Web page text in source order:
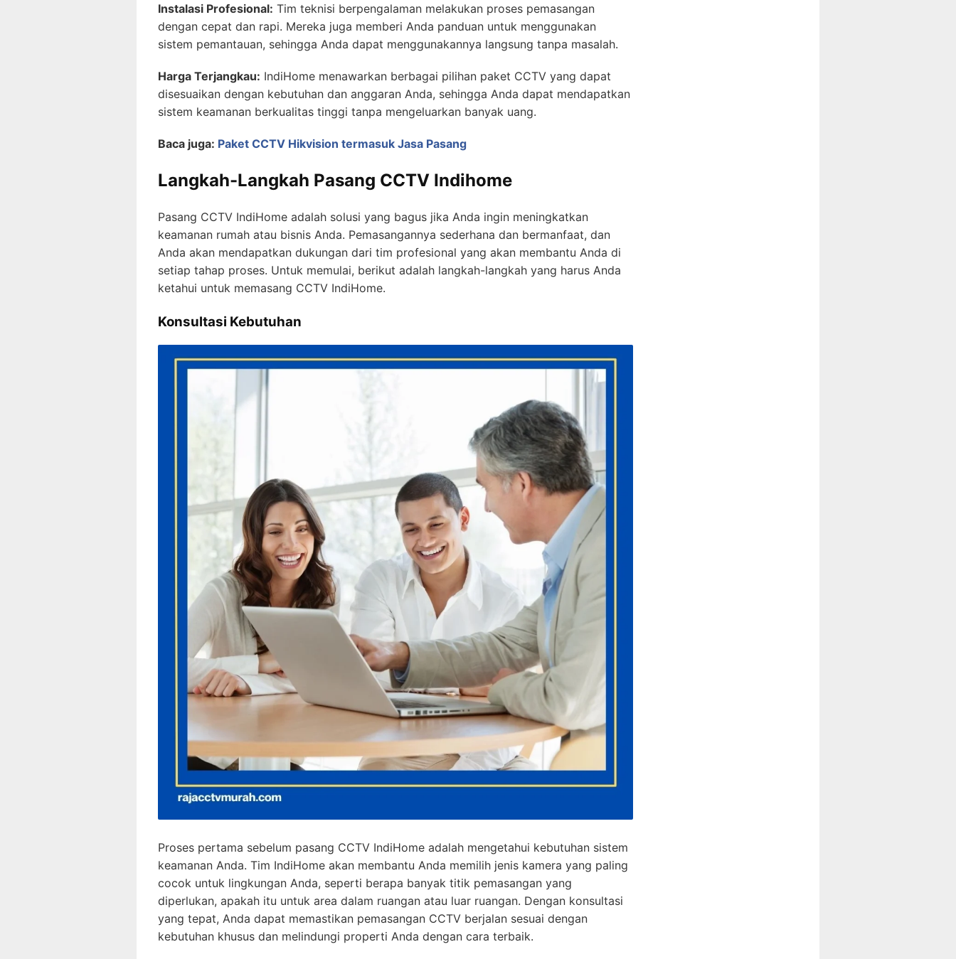
Instalasi Profesional: Tim teknisi berpengalaman melakukan proses pemasangan
dengan cepat dan rapi. Mereka juga memberi Anda panduan untuk menggunakan
sistem pemantauan, sehingga Anda dapat menggunakannya langsung tanpa masalah.
Harga Terjangkau: IndiHome menawarkan berbagai pilihan paket CCTV yang dapat
disesuaikan dengan kebutuhan dan anggaran Anda, sehingga Anda dapat mendapatkan
sistem keamanan berkualitas tinggi tanpa mengeluarkan banyak uang.
Baca juga: Paket CCTV Hikvision termasuk Jasa Pasang
Langkah-Langkah Pasang CCTV Indihome
Pasang CCTV IndiHome adalah solusi yang bagus jika Anda ingin meningkatkan
keamanan rumah atau bisnis Anda. Pemasangannya sederhana dan bermanfaat, dan
Anda akan mendapatkan dukungan dari tim profesional yang akan membantu Anda di
setiap tahap proses. Untuk memulai, berikut adalah langkah-langkah yang harus Anda
ketahui untuk memasang CCTV IndiHome.
Konsultasi Kebutuhan
Proses pertama sebelum pasang CCTV IndiHome adalah mengetahui kebutuhan sistem
keamanan Anda. Tim IndiHome akan membantu Anda memilih jenis kamera yang paling
cocok untuk lingkungan Anda, seperti berapa banyak titik pemasangan yang
diperlukan, apakah itu untuk area dalam ruangan atau luar ruangan. Dengan konsultasi
yang tepat, Anda dapat memastikan pemasangan CCTV berjalan sesuai dengan
kebutuhan khusus dan melindungi properti Anda dengan cara terbaik.